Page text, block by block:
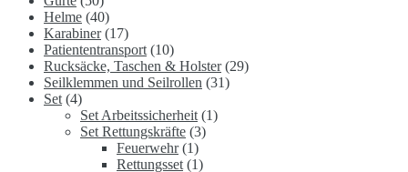
Helme (40)
Karabiner (17)
Patiententransport (10)
Rucksäcke, Taschen & Holster (29)
Seilklemmen und Seilrollen (31)
Set (4)
Set Arbeitssicherheit (1)
Set Rettungskräfte (3)
Feuerwehr (1)
Rettungsset (1)